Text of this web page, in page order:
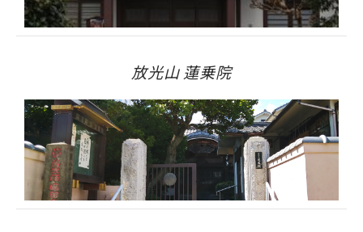
放光山 蓮乗院